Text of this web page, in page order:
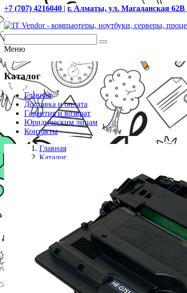
+7 (707) 4216040 | г. Алматы, ул. Магаданская 62В
Меню
Каталог
Главная
Доставка и оплата
Гарантия и возврат
Юридическим лицам
Контакты
Главная
Каталог
Картридж лазерный HP Q7516A, Черный,